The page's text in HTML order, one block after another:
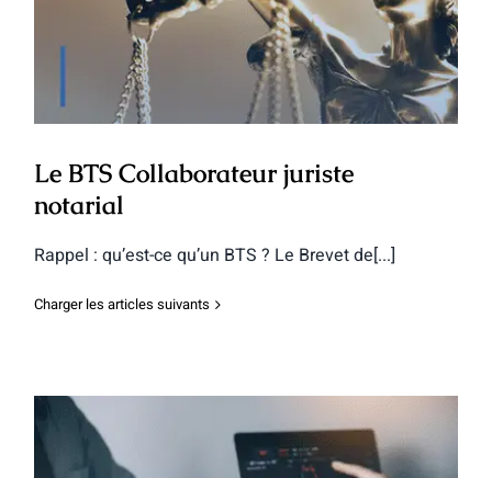
Le BTS Collaborateur juriste notarial
Le BTS Collaborateur juriste
notarial
Rappel : qu’est-ce qu’un BTS ? Le Brevet de[...]
Charger les articles suivants